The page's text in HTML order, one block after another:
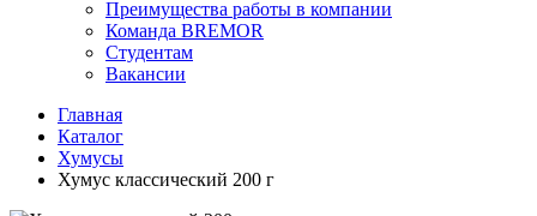
Преимущества работы в компании
Команда BREMOR
Студентам
Вакансии
Главная
Каталог
Хумусы
Хумус классический 200 г